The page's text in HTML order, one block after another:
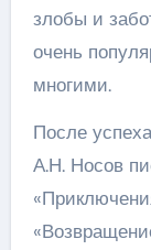
злобы и
очень
многими.
После
А.Н. Носов